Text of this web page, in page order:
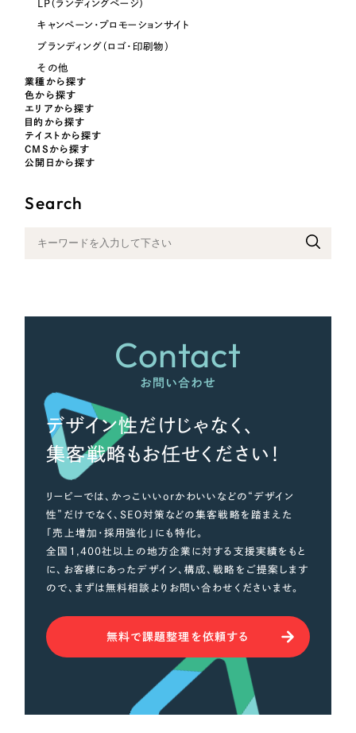
さらに条件を追加する
LP（ランディングページ）
キャンペーン・プロモーションサイト
ブランディング（ロゴ・印刷物）
その他
業種から探す
色から探す
エリアから探す
目的から探す
テイストから探す
CMSから探す
公開日から探す
Search
Contact
お問い合わせ
デザイン性だけじゃなく、
集客戦略もお任せください！
リーピーでは、かっこいいorかわいいなどの“デザイン
性”だけでなく、SEO対策などの集客戦略を踏まえた
「売上増加・採用強化」にも特化。
全国1,400社以上の地方企業に対する支援実績をもと
に、お客様にあったデザイン、構成、戦略をご提案します
ので、まずは無料相談よりお問い合わせくださいませ。
無料で課題整理を依頼する